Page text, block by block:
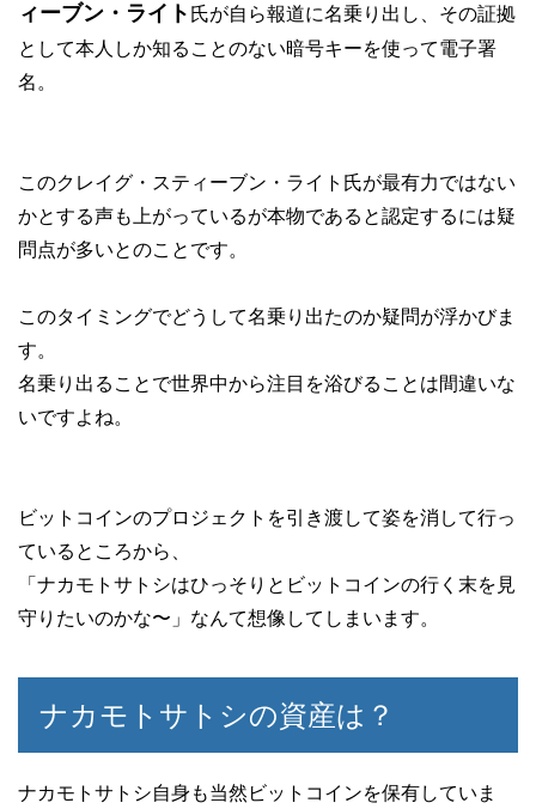
ィーブン・ライト 氏が自ら報道に名乗り出し、その証拠
として本人しか知ることのない暗号キーを使って電子署
名。
このクレイグ・スティーブン・ライト氏が最有力ではない
かとする声も上がっているが本物であると認定するには疑
問点が多いとのことです。
このタイミングでどうして名乗り出たのか疑問が浮かびま
す。
名乗り出ることで世界中から注目を浴びることは間違いな
いですよね。
ビットコインのプロジェクトを引き渡して姿を消して行っ
ているところから、
「ナカモトサトシはひっそりとビットコインの行く末を見
守りたいのかな〜」なんて想像してしまいます。
ナカモトサトシの資産は？
ナカモトサトシ自身も当然ビットコインを保有していま